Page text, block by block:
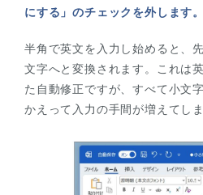
にする」のチェックを外します。
半角で英文を入力し始めると、
文字へと変換されます。これは
た自動修正ですが、すべて小文
かえって入力の手間が増えてしま